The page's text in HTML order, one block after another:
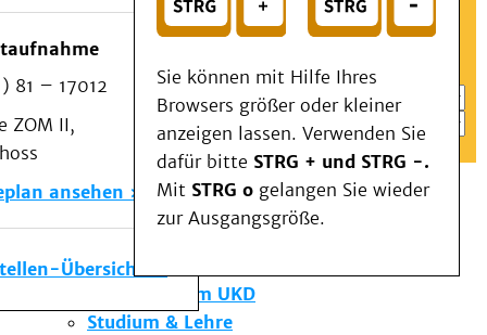
oder
Wählen Sie ein Thema für Ihren Schnelleinstieg
81 – 17012
ZOM II,
ansehen
Übersicht
Sie können mit Hilfe Ihres
Browsers größer oder kleiner
anzeigen lassen. Verwenden Sie
dafür bitte STRG + und STRG -.
Mit STRG o gelangen Sie wieder
zur Ausgangsgröße.
Patienten & Besucher
Kliniken/Institute/Zentren
Als Patient am UKD
Beratung und Unterstützung
Veranstaltungen
Kommunikation im Medizinwesen (KIM)
Notfall
Forschung & Lehre
Die Institute des UKD
Forschung am UKD
Studium & Lehre